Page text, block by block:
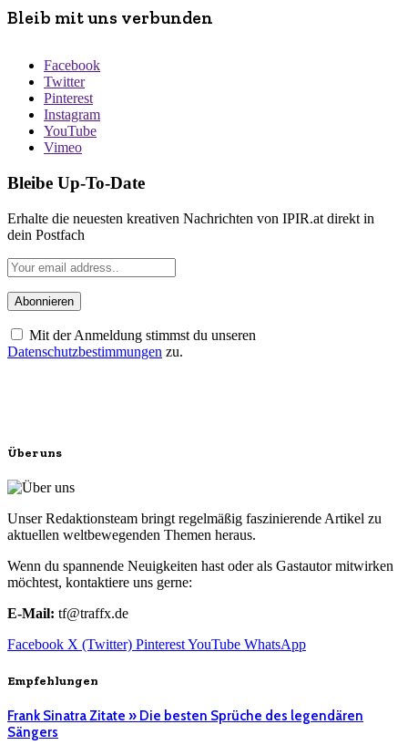
Bleib mit uns verbunden
Facebook
Twitter
Pinterest
Instagram
YouTube
Vimeo
Bleibe Up-To-Date
Erhalte die neuesten kreativen Nachrichten von IPIR.at direkt in
dein Postfach
Mit der Anmeldung stimmst du unseren
Datenschutzbestimmungen zu.
Über uns
Unser Redaktionsteam bringt regelmäßig faszinierende Artikel zu
aktuellen weltbewegenden Themen heraus.
Wenn du spannende Neuigkeiten hast oder als Gastautor mitwirken
möchtest, kontaktiere uns gerne:
E-Mail: tf@traffx.de
Facebook X (Twitter) PinterestYouTube WhatsApp
Empfehlungen
Frank Sinatra Zitate » Die besten Sprüche des legendären
Sängers